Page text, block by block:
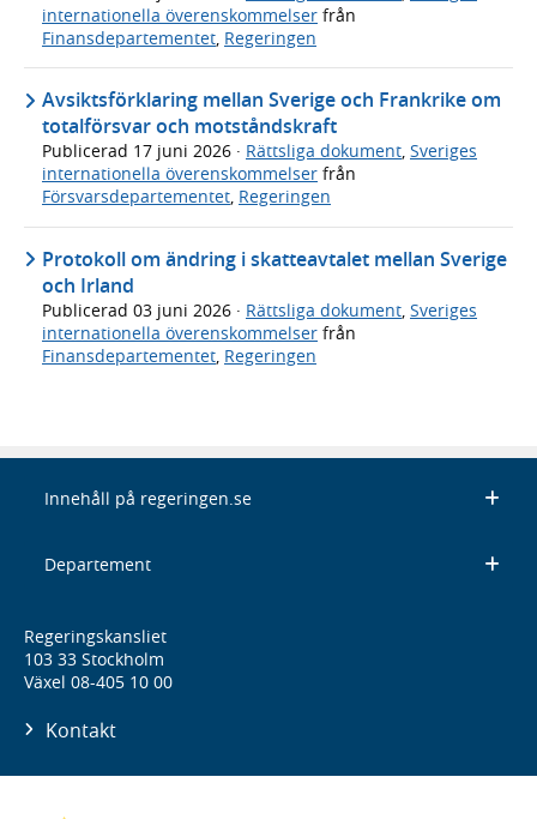
internationella överenskommelser från
Finansdepartementet, Regeringen
Avsiktsförklaring mellan Sverige och Frankrike om
totalförsvar och motståndskraft
Publicerad 17 juni 2026 · Rättsliga dokument, Sveriges
internationella överenskommelser från
Försvarsdepartementet, Regeringen
Protokoll om ändring i skatteavtalet mellan Sverige
och Irland
Publicerad 03 juni 2026 · Rättsliga dokument, Sveriges
internationella överenskommelser från
Finansdepartementet, Regeringen
Innehåll på regeringen.se
Departement
Regeringskansliet
103 33 Stockholm
Växel 08-405 10 00
Kontakt